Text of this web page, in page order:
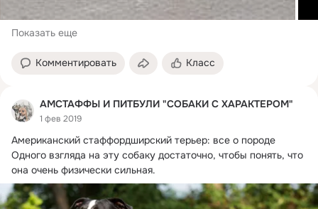
Показать еще
Комментировать Класс
АМСТАФФЫ И ПИТБУЛИ "СОБАКИ С ХАРАКТЕРОМ"
1 фев 2019
Американский стаффордширский терьер: все о породе
Одного взгляда на эту собаку достаточно, чтобы понять, что
она очень физически сильная.